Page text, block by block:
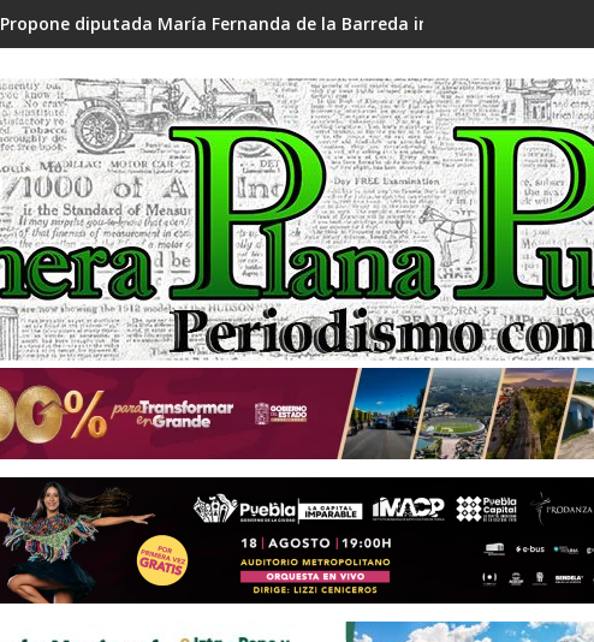
Propone diputada María Fernanda de la Barreda iniciativa para